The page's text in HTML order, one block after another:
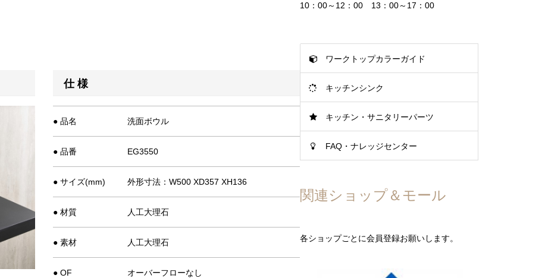
仕 様
● 品名 洗面ボウル
● 品番 EG3550
● サイズ(mm) 外形寸法：W500 XD357 XH136
● 材質 人工大理石
● 素材 人工大理石
● OF オーバーフローなし
10：00～12：00 13：00～17：00
ワークトップカラーガイド
キッチンシンク
キッチン・サニタリーパーツ
FAQ・ナレッジセンター
関連ショップ＆モール
各ショップごとに会員登録お願いします。